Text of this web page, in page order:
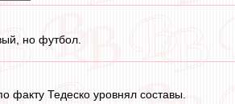
но футбол.
Тедеско уровнял составы.